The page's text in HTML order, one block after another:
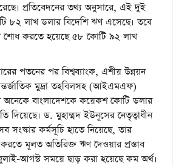
প্রতিবেদনের তথ্য অনুসারে, এই দুই
৮২ লাখ ডলার বিদেশি ঋণ এসেছে। তবে
শোধ করতে হয়েছে ৫৮ কোটি ৯২ লাখ
পতনের পর বিশ্বব্যাংক, এশীয় উন্নয়ন
মুদ্রা তহবিলসহ (আইএমএফ)
অনেকে বাংলাদেশকে কয়েকশ কোটি ডলার
দিয়েছে। ড. মুহাম্মদ ইউনূসের নেতৃত্বাধীন
সংস্কার কর্মসূচি হাতে নিয়েছে, তার
করতে মূলত অতিরিক্ত ঋণ দেওয়ার প্রস্তাব
আগস্ট সময়ে ছাড় করা হয়েছে কম অর্থ।